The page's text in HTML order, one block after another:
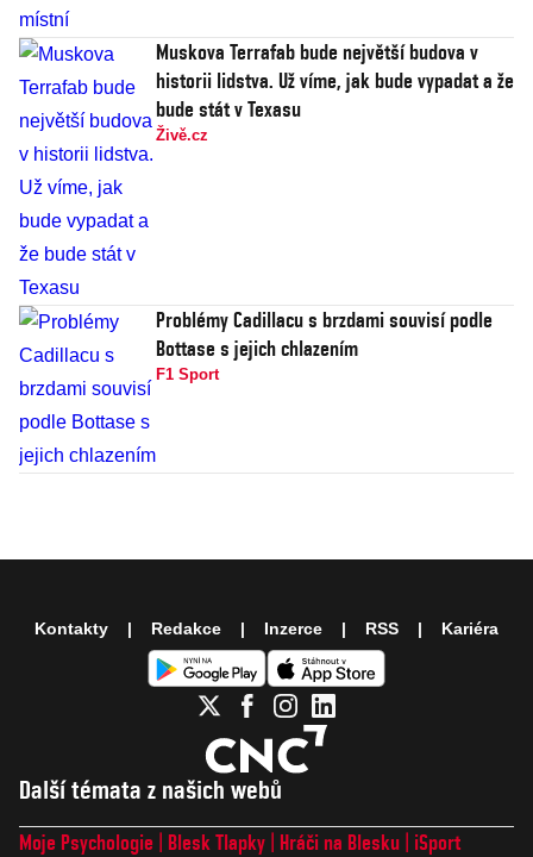
Muskova Terrafab bude největší budova v
historii lidstva. Už víme, jak bude vypadat a že
bude stát v Texasu
Živě.cz
Problémy Cadillacu s brzdami souvisí podle
Bottase s jejich chlazením
F1 Sport
Další témata z našich webů
Moje Psychologie Blesk Tlapky Hráči na Blesku
iSport
Kontakty Redakce Inzerce RSS Kariéra